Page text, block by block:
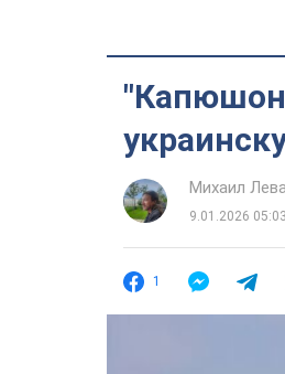
Михаил
9.01.2026 05:03
1